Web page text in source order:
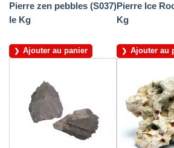
Pierre zen pebbles (S037)
le Kg
Ajouter au panier
Pierre Ice
Kg
Ajouter au